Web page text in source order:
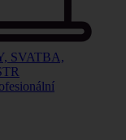
SVATBA,